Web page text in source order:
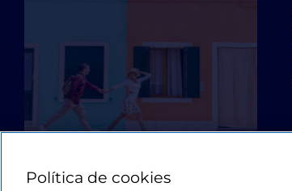
Política de cookies